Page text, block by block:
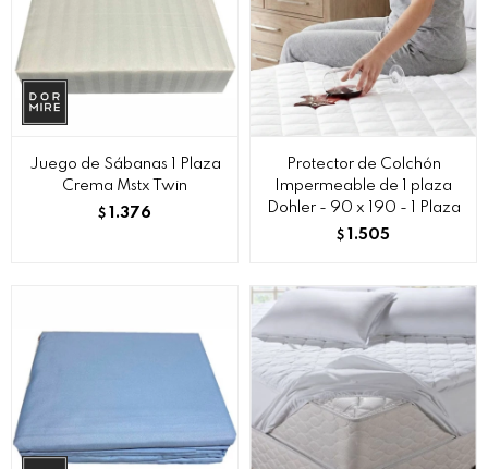
Juego de Sábanas 1 Plaza
Crema Mstx Twin
$ 1.376
Protector de Colchón
Impermeable de 1 plaza
Dohler - 90 x 190 - 1 Plaza
$ 1.505